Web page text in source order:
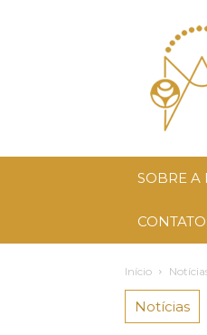
Nossa
da
Glória
SOBRE A
CONTATO
Início
Notícias